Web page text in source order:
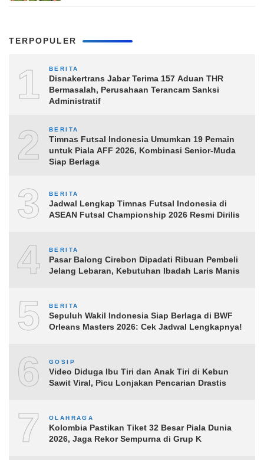
TERPOPULER
1 BERITA
Disnakertrans Jabar Terima 157 Aduan THR
Bermasalah, Perusahaan Terancam Sanksi
Administratif
2 BERITA
Timnas Futsal Indonesia Umumkan 19 Pemain
untuk Piala AFF 2026, Kombinasi Senior-Muda
Siap Berlaga
3 BERITA
Jadwal Lengkap Timnas Futsal Indonesia di
ASEAN Futsal Championship 2026 Resmi Dirilis
4 BERITA
Pasar Balong Cirebon Dipadati Ribuan Pembeli
Jelang Lebaran, Kebutuhan Ibadah Laris Manis
5 BERITA
Sepuluh Wakil Indonesia Siap Berlaga di BWF
Orleans Masters 2026: Cek Jadwal Lengkapnya!
6 GOSIP
Video Diduga Ibu Tiri dan Anak Tiri di Kebun
Sawit Viral, Picu Lonjakan Pencarian Drastis
7 OLAHRAGA
Kolombia Pastikan Tiket 32 Besar Piala Dunia
2026, Jaga Rekor Sempurna di Grup K